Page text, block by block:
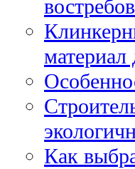
материал
Как